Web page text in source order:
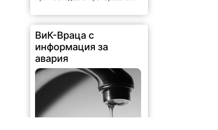
ВиК-Враца с
информация за
авария